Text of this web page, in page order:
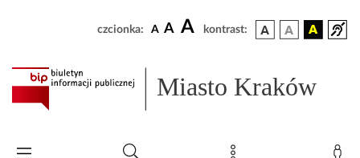
czcionka: A A A kontrast:
Miasto Kraków